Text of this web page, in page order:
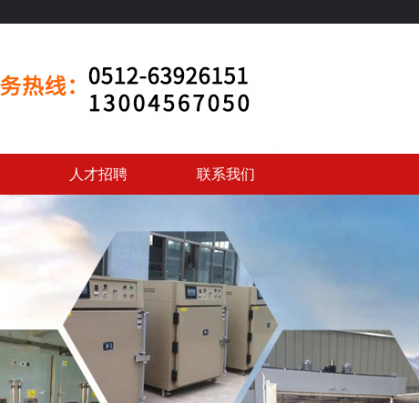
人才招聘 联系我们